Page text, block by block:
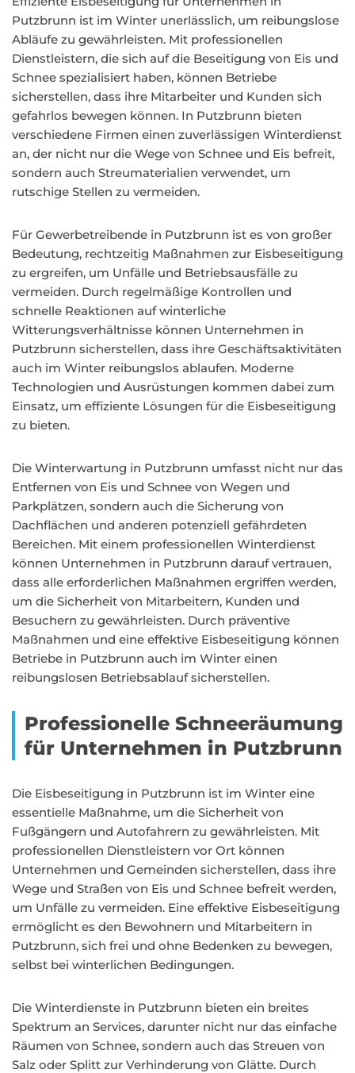
Putzbrunn ist im Winter unerlässlich, um reibungslose
Abläufe zu gewährleisten. Mit professionellen
Dienstleistern, die sich auf die Beseitigung von Eis und
Schnee spezialisiert haben, können Betriebe
sicherstellen, dass ihre Mitarbeiter und Kunden sich
gefahrlos bewegen können. In Putzbrunn bieten
verschiedene Firmen einen zuverlässigen Winterdienst
an, der nicht nur die Wege von Schnee und Eis befreit,
sondern auch Streumaterialien verwendet, um
rutschige Stellen zu vermeiden.
Für Gewerbetreibende in Putzbrunn ist es von großer
Bedeutung, rechtzeitig Maßnahmen zur Eisbeseitigung
zu ergreifen, um Unfälle und Betriebsausfälle zu
vermeiden. Durch regelmäßige Kontrollen und
schnelle Reaktionen auf winterliche
Witterungsverhältnisse können Unternehmen in
Putzbrunn sicherstellen, dass ihre Geschäftsaktivitäten
auch im Winter reibungslos ablaufen. Moderne
Technologien und Ausrüstungen kommen dabei zum
Einsatz, um effiziente Lösungen für die Eisbeseitigung
zu bieten.
Die Winterwartung in Putzbrunn umfasst nicht nur das
Entfernen von Eis und Schnee von Wegen und
Parkplätzen, sondern auch die Sicherung von
Dachflächen und anderen potenziell gefährdeten
Bereichen. Mit einem professionellen Winterdienst
können Unternehmen in Putzbrunn darauf vertrauen,
dass alle erforderlichen Maßnahmen ergriffen werden,
um die Sicherheit von Mitarbeitern, Kunden und
Besuchern zu gewährleisten. Durch präventive
Maßnahmen und eine effektive Eisbeseitigung können
Betriebe in Putzbrunn auch im Winter einen
reibungslosen Betriebsablauf sicherstellen.
Professionelle Schneeräumung
für Unternehmen in Putzbrunn
Die Eisbeseitigung in Putzbrunn ist im Winter eine
essentielle Maßnahme, um die Sicherheit von
Fußgängern und Autofahrern zu gewährleisten. Mit
professionellen Dienstleistern vor Ort können
Unternehmen und Gemeinden sicherstellen, dass ihre
Wege und Straßen von Eis und Schnee befreit werden,
um Unfälle zu vermeiden. Eine effektive Eisbeseitigung
ermöglicht es den Bewohnern und Mitarbeitern in
Putzbrunn, sich frei und ohne Bedenken zu bewegen,
selbst bei winterlichen Bedingungen.
Die Winterdienste in Putzbrunn bieten ein breites
Spektrum an Services, darunter nicht nur das einfache
Räumen von Schnee, sondern auch das Streuen von
Salz oder Splitt zur Verhinderung von Glätte. Durch